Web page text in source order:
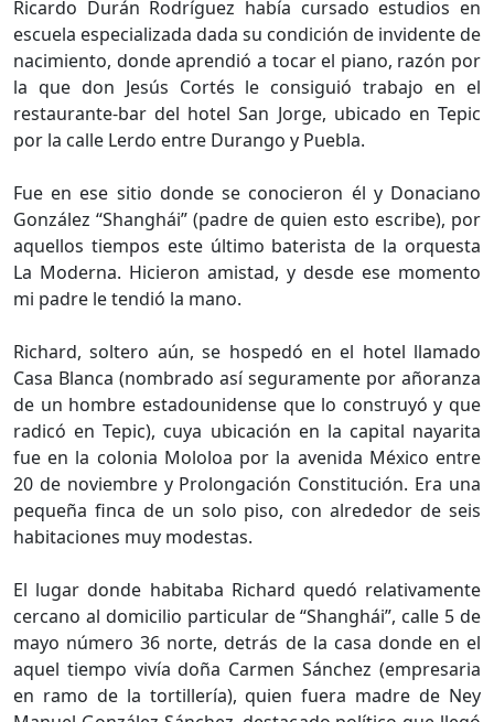
Ricardo Durán Rodríguez había cursado estudios en
escuela especializada dada su condición de invidente de
nacimiento, donde aprendió a tocar el piano, razón por
la que don Jesús Cortés le consiguió trabajo en el
restaurante-bar del hotel San Jorge, ubicado en Tepic
por la calle Lerdo entre Durango y Puebla.
Fue en ese sitio donde se conocieron él y Donaciano
González “Shanghái” (padre de quien esto escribe), por
aquellos tiempos este último baterista de la orquesta
La Moderna. Hicieron amistad, y desde ese momento
mi padre le tendió la mano.
Richard, soltero aún, se hospedó en el hotel llamado
Casa Blanca (nombrado así seguramente por añoranza
de un hombre estadounidense que lo construyó y que
radicó en Tepic), cuya ubicación en la capital nayarita
fue en la colonia Mololoa por la avenida México entre
20 de noviembre y Prolongación Constitución. Era una
pequeña finca de un solo piso, con alrededor de seis
habitaciones muy modestas.
El lugar donde habitaba Richard quedó relativamente
cercano al domicilio particular de “Shanghái”, calle 5 de
mayo número 36 norte, detrás de la casa donde en el
aquel tiempo vivía doña Carmen Sánchez (empresaria
en ramo de la tortillería), quien fuera madre de Ney